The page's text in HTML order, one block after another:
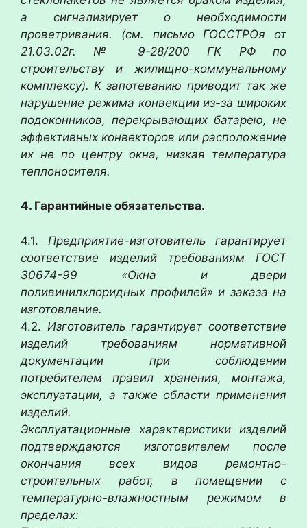
а сигнализирует о необходимости
проветривания. (см. письмо ГОССТРОя от
21.03.02г. № 9-28/200 ГК РФ по
строительству и жилищно-коммунальному
комплексу). К запотеванию приводит так же
нарушение режима конвекции из-за широких
подоконников, перекрывающих батарею, не
эффективных конвекторов или расположение
их не по центру окна, низкая температура
теплоносителя.
4. Гарантийные обязательства.
4.1. Предприятие-изготовитель гарантирует
соответствие изделий требованиям ГОСТ
30674-99 «Окна и двери
поливинилхлоридных профилей» и заказа на
изготовление.
4.2. Изготовитель гарантирует соответствие
изделий требованиям нормативной
документации при соблюдении
потребителем правил хранения, монтажа,
эксплуатации, а также области применения
изделий.
Эксплуатационные характеристики изделий
подтверждаются изготовителем после
окончания всех видов ремонтно-
строительных работ, в помещении с
температурно-влажностным режимом в
пределах: